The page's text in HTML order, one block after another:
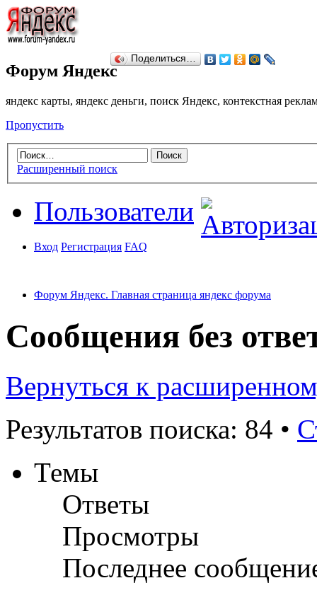
Форум Яндекс
яндекс карты, яндекс деньги, поиск Яндекс, контекстная
Пропустить
Расширенный поиск
Пользователи
Вход Регистрация FAQ
Форум Яндекс. Главная страница яндекс форума
Поделиться…
Сообщения без
Вернуться к
Результатов поиска: 84 •
Темы
Ответы
Просмотры
Последнее